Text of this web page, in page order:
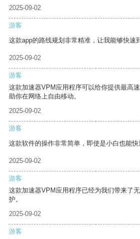
2025-09-02
游客
这款app的路线规划非常精准，让我能够快速
2025-09-02
游客
这款加速器VPM应用程序可以给你提供最高
助你在网络上自由移动。
2025-09-02
游客
这款软件的操作非常简单，即使是小白也能快
2025-09-02
游客
这款加速器VPM应用程序已经为我们带来了
护。
2025-09-02
游客